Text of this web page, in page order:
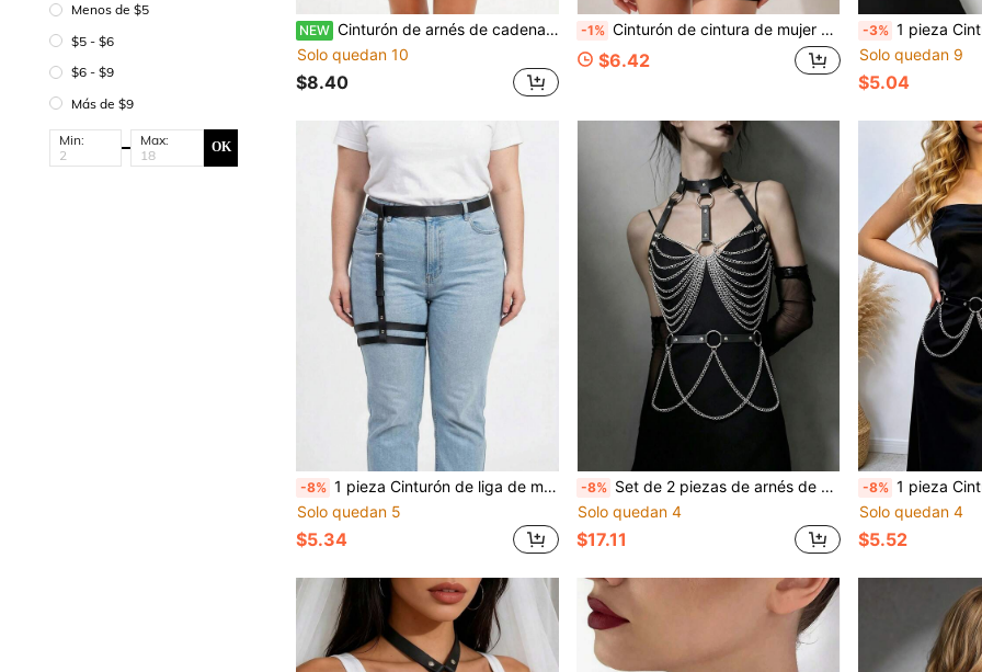
Menos de $5
$5 - $6
$6 - $9
Más de $9
Min: Max: OK
NEW Cinturón de arnés de cadena de cuero PU para mujer, accesorio de cinturón de cadena de moda, ideal para atuendos de cosplay de Halloween para damas
Solo quedan 10
$8.40
-1% Cinturón de cintura de mujer de cuero PU con anillo en O estilo punk para jeans, vestido y pantalón, para uso diario y fiestas
$6.42
-3% 1 pieza Cinturón ajustable de estilo gótico negro oscuro
Solo quedan 9
$5.04
-8% 1 pieza Cinturón de liga de muslo de cuero PU para mujer, tirantes sexy, cinturón arnés, accesorios de ropa gótica punk para fiesta y Navidad
Solo quedan 5
$5.34
-8% Set de 2 piezas de arnés de Body completo para mujer con cadena, cinturones de cintura de cuero PU, accesorios de ropa punk gótica para uso diario y combinación
Solo quedan 4
$17.11
-8% 1 pieza Cinturón ajustable de cuero PU negro
Solo quedan 4
$5.52